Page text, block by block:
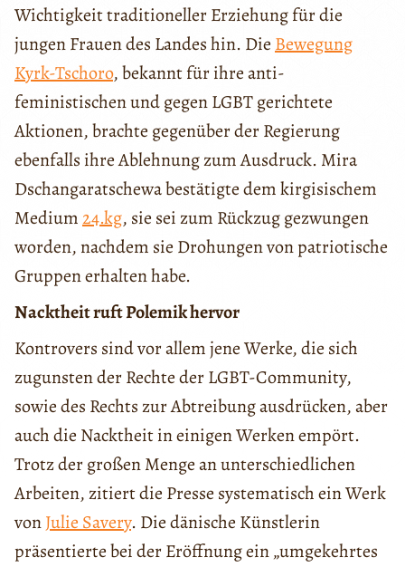
Wichtigkeit traditioneller Erziehung für die
jungen Frauen des Landes hin. Die Bewegung
Kyrk-Tschoro, bekannt für ihre anti-
feministischen und gegen LGBT gerichtete
Aktionen, brachte gegenüber der Regierung
ebenfalls ihre Ablehnung zum Ausdruck. Mira
Dschangaratschewa bestätigte dem kirgisischem
Medium24.kg, sie sei zum Rückzug gezwungen
worden, nachdem sie Drohungen von patriotische
Gruppen erhalten habe.
Nacktheit ruft Polemik hervor
Kontrovers sind vor allem jene Werke, die sich
zugunsten der Rechte der LGBT-Community,
sowie des Rechts zur Abtreibung ausdrücken, aber
auch die Nacktheit in einigen Werken empört.
Trotz der großen Menge an unterschiedlichen
Arbeiten, zitiert die Presse systematisch ein Werk
vonJulie Savery. Die dänische Künstlerin
präsentierte bei der Eröffnung ein „umgekehrtes